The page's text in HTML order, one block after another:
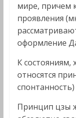
мире, причем
проявления
оформление
К
относятся
Принцип цзы